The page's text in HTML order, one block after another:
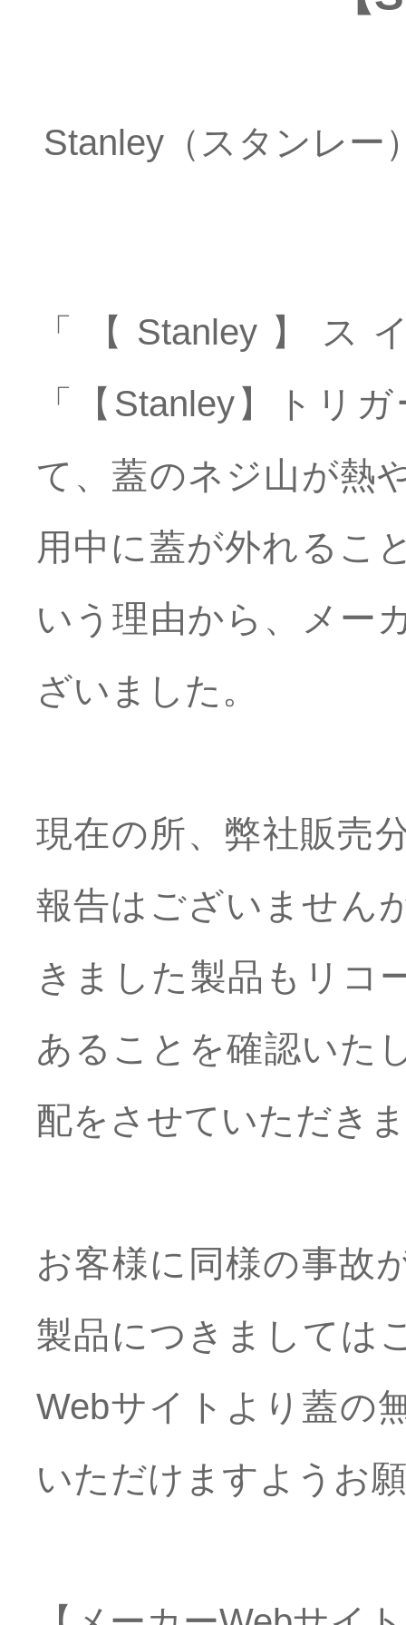
Stanley（スタンレー
「【Stanley】
「【Stanley】トリ
て、蓋のネジ山が熱
用中に蓋が外れるこ
いう理由から、メー
ざいました。
現在の所、弊社販売
報告はございません
きました製品もリコ
あることを確認いた
配をさせていただき
お客様に同様の事故
製品につきましては
Webサイトより蓋の
いただけますようお